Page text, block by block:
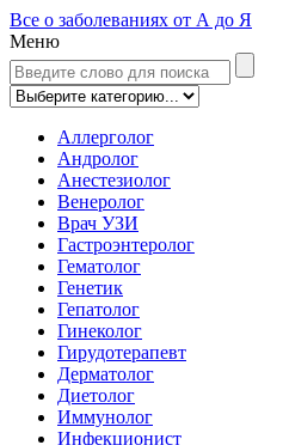
Все о заболеваниях от А до Я
Меню
Аллерголог
Андролог
Анестезиолог
Венеролог
Врач УЗИ
Гастроэнтеролог
Гематолог
Генетик
Гепатолог
Гинеколог
Гирудотерапевт
Дерматолог
Диетолог
Иммунолог
Инфекционист